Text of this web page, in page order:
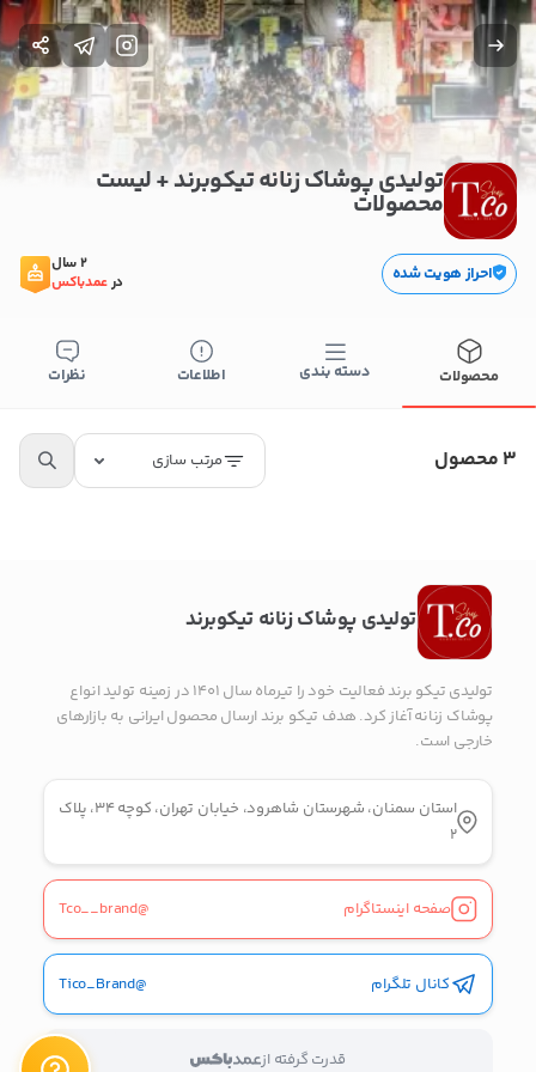
تولیدی پوشاک زنانه تیکوبرند + لیست
محصولات
احراز هویت شده
2 سال
درعمدباکس
محصولات دسته بندی اطلاعات نظرات
3 محصول مرتب سازی
بستن
تولیدی پوشاک زنانه تیکوبرند
کپی 09306660388
پیج اینستاگرام
پیام در تلگرام
کانال تلگرام
صحت موارد ذکر شده بر عهده فرد آگهی دهنده می باشد.
تولیدی پوشاک زنانه تیکوبرند
تولیدی تیکو برند فعالیت خود را تیرماه سال ۱۴۰۱ در زمینه تولید انواع
پوشاک زنانه آغاز کرد. هدف تیکو برند ارسال محصول ایرانی به بازارهای
خارجی است.
استان سمنان، شهرستان شاهرود، خیابان تهران، کوچه ۳۴، پلاک
۲
صفحه اینستاگرام @Tco__brand
کانال تلگرام @Tico_Brand
قدرت گرفته از